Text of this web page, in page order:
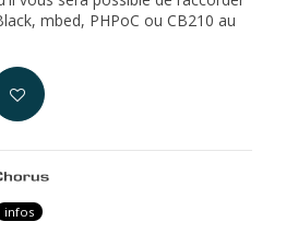
mbed, PHPoC ou CB210 au
infos